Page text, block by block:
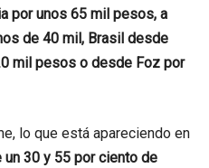
por unos 65 mil pesos, a
de 40 mil, Brasil desde
mil pesos o desde Foz por
lo que está apareciendo en
un 30 y 55 por ciento de